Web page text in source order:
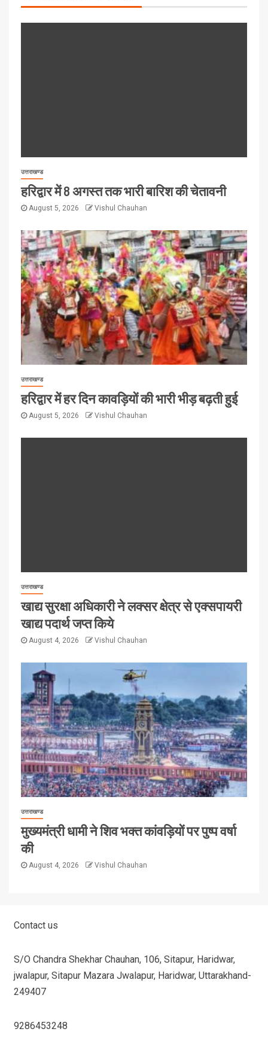
उत्तराखण्ड
हरिद्वार में 8 अगस्त तक भारी बारिश की चेतावनी
August 5, 2026 Vishul Chauhan
उत्तराखण्ड
हरिद्वार में हर दिन कावड़ियों की भारी भीड़ बढ़ती हुई
August 5, 2026 Vishul Chauhan
उत्तराखण्ड
खाद्य सुरक्षा अधिकारी ने लक्सर क्षेत्र से एक्सपायरी
खाद्य पदार्थ जप्त किये
August 4, 2026 Vishul Chauhan
उत्तराखण्ड
मुख्यमंत्री धामी ने शिव भक्त कांवड़ियों पर पुष्प वर्षा
की
August 4, 2026 Vishul Chauhan
Contact us
S/O Chandra Shekhar Chauhan, 106, Sitapur, Haridwar,
jwalapur, Sitapur Mazara Jwalapur, Haridwar, Uttarakhand-
249407
9286453248